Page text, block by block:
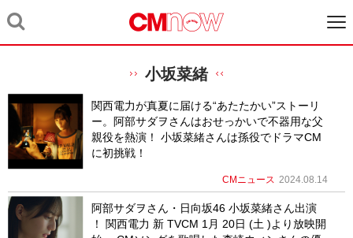
小坂菜緒
関西電力が真夏に届ける“あたたかい”ストーリ
ー。阿部サダヲさんはおせっかいで不器用な父
親役を熱演！ 小坂菜緒さんは孫役でドラマCM
に初挑戦！
CMニュース 2024.08.14
阿部サダヲさん・日向坂46 小坂菜緒さん出演
！ 関西電力 新 TVCM 1月 20日 (土 )より放映開